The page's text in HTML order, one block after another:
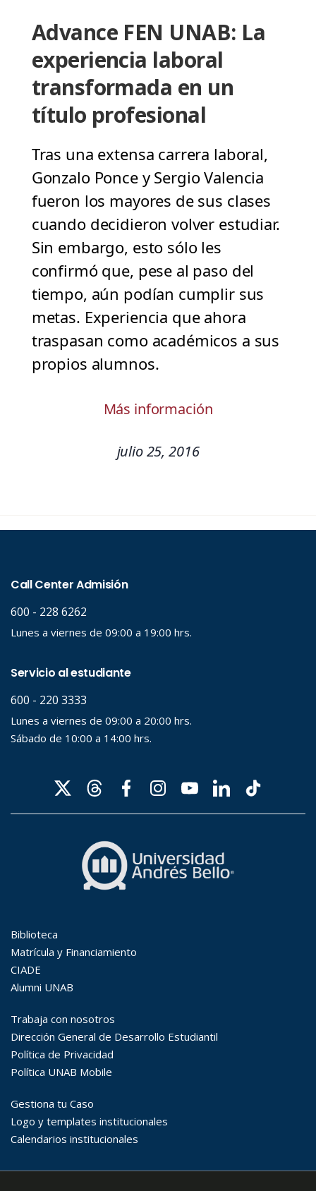
Advance FEN UNAB: La
experiencia laboral
transformada en un
título profesional
Tras una extensa carrera laboral,
Gonzalo Ponce y Sergio Valencia
fueron los mayores de sus clases
cuando decidieron volver estudiar.
Sin embargo, esto sólo les
confirmó que, pese al paso del
tiempo, aún podían cumplir sus
metas. Experiencia que ahora
traspasan como académicos a sus
propios alumnos.
Más información
julio 25, 2016